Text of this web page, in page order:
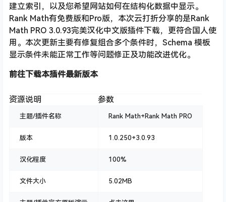
建立索引，以及您希望网站如何在结构化数据中显示。
Rank Math有免费版和Pro版，本次云打折分享的是Rank
Math PRO 3.0.93完美汉化中文版插件下载，更符合国人使
用。本次更新主要有修复组合多个条件时，Schema 模板
显示条件未能正常工作等问题修正及功能改进优化。
前往下载本插件最新版本
资源说明 参数
主题/插件名称 Rank Math+Rank Math PRO
版本 1.0.250+3.0.93
汉化程度 100%
文件大小 5.02MB